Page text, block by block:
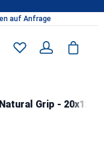
Grip - 20x120